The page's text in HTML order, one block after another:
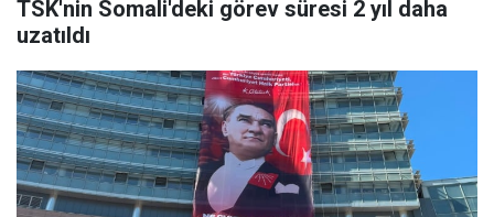
TSK'nin Somali'deki görev süresi 2 yıl daha
uzatıldı